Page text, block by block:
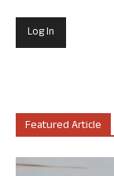
Featured Article